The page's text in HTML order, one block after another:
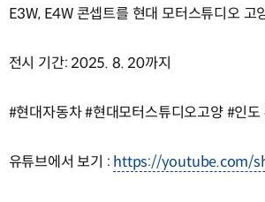
E3W, E4W 콘셉트를 현대 모터스튜디오 고
전시 기간: 2025. 8. 20까지
#현대자동차 #현대모터스튜디오고양 #인
유튜브에서 보기 : https://youtube.com/